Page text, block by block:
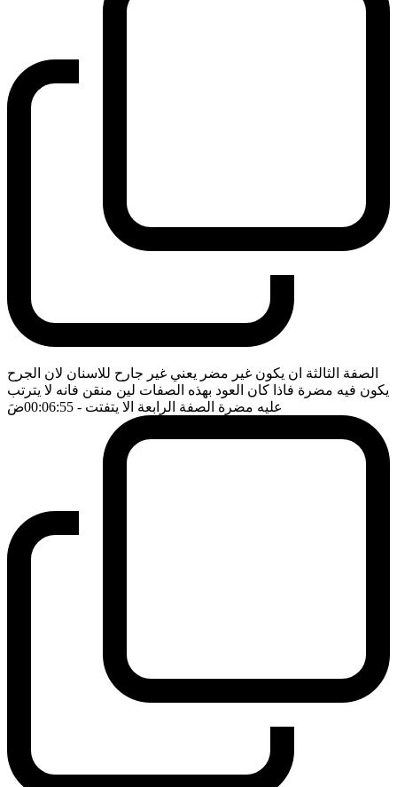
الصفة الثالثة ان يكون غير مضر يعني غير جارح للاسنان لان الجرح
يكون فيه مضرة فاذا كان العود بهذه الصفات لين منقن فانه لا يترتب
عليه مضرة الصفة الرابعة الا يتفتت - 00:06:55 ضَ